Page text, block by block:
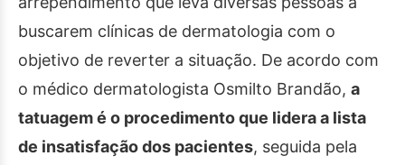
buscarem clínicas de dermatologia com o
objetivo de reverter a situação. De acordo com
o médico dermatologista Osmilto Brandão, a
tatuagem é o procedimento que lidera a lista
de insatisfação dos pacientes, seguida pela